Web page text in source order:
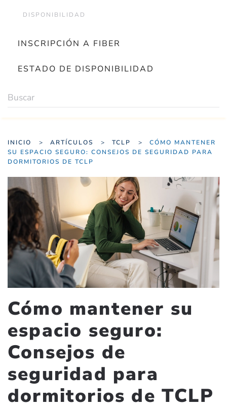
DISPONIBILIDAD
INSCRIPCIÓN A FIBER
ESTADO DE DISPONIBILIDAD
INICIO ARTÍCULOS TCLP
CÓMO MANTENER
SU ESPACIO SEGURO: CONSEJOS DE SEGURIDAD PARA
DORMITORIOS DE TCLP
Cómo mantener su
espacio seguro:
Consejos de
seguridad para
dormitorios de TCLP